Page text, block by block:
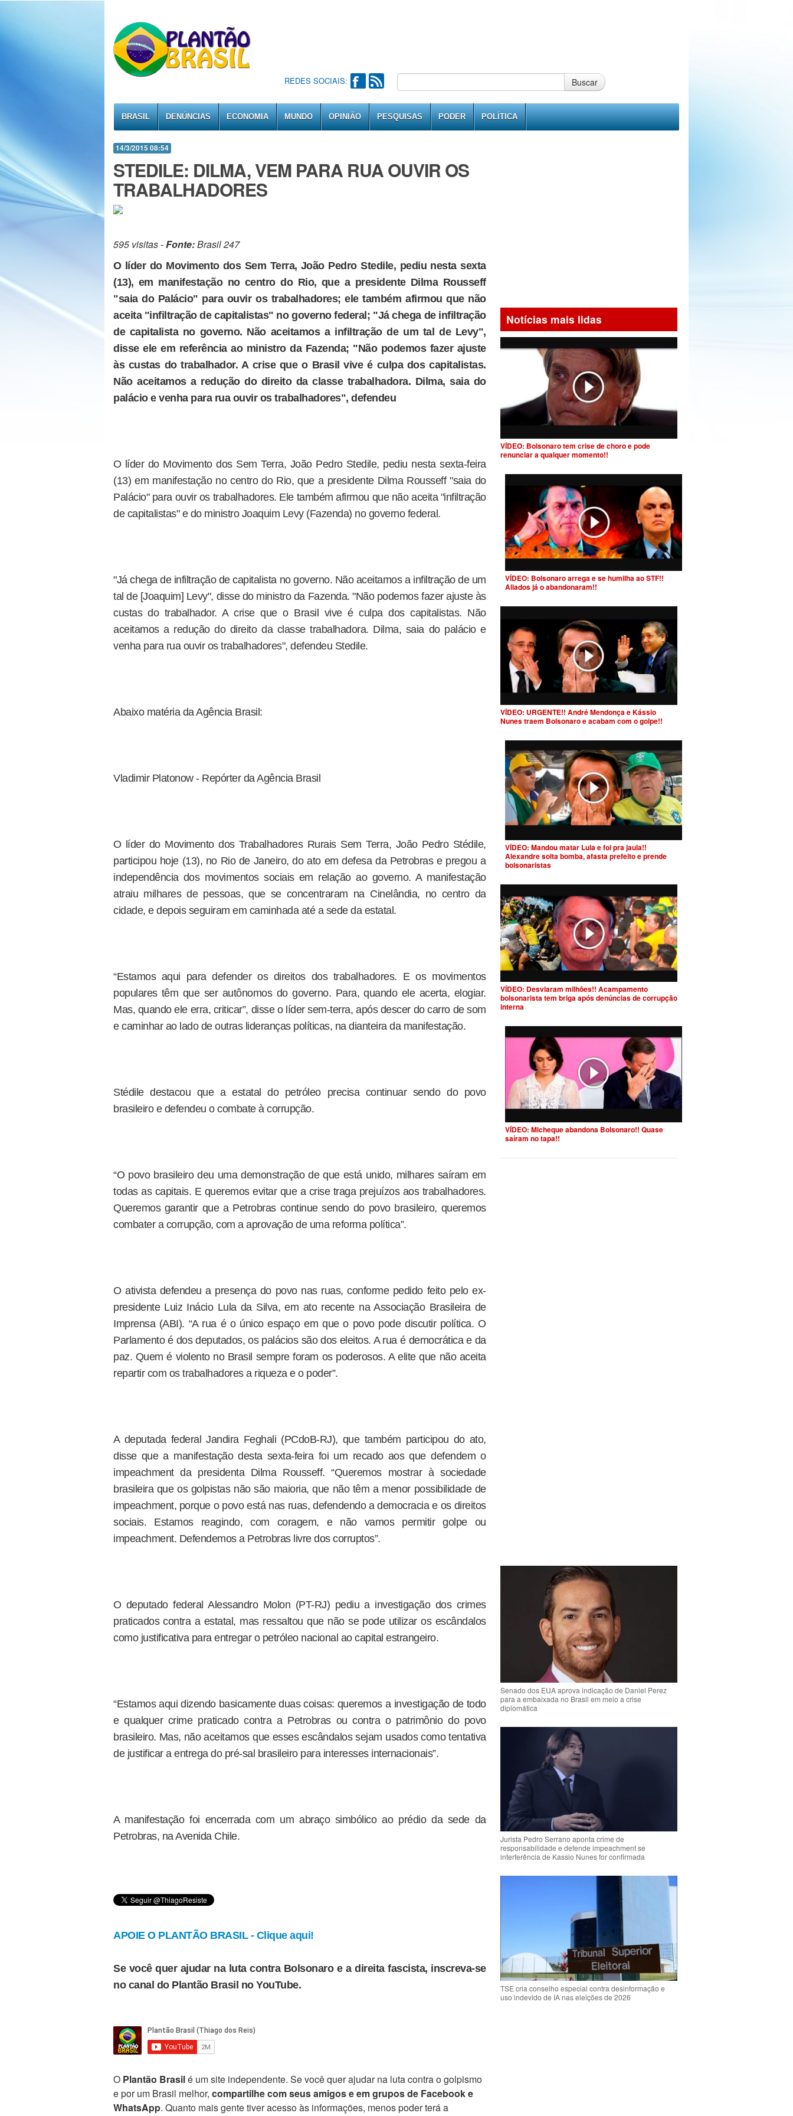
REDES SOCIAIS: Buscar
BRASIL DENÚNCIAS ECONOMIA MUNDO OPINIÃO PESQUISAS PODER POLÍTICA
14/3/2015 08:54
STEDILE: DILMA, VEM PARA RUA OUVIR OS
TRABALHADORES
595 visitas -Fonte:Brasil 247
O líder do Movimento dos Sem Terra, João Pedro Stedile, pediu nesta sexta
(13), em manifestação no centro do Rio, que a presidente Dilma Rousseff
"saia do Palácio" para ouvir os trabalhadores; ele também afirmou que não
aceita "infiltração de capitalistas" no governo federal; "Já chega de infiltração
de capitalista no governo. Não aceitamos a infiltração de um tal de Levy",
disse ele em referência ao ministro da Fazenda; "Não podemos fazer ajuste
às custas do trabalhador. A crise que o Brasil vive é culpa dos capitalistas.
Não aceitamos a redução do direito da classe trabalhadora. Dilma, saia do
palácio e venha para rua ouvir os trabalhadores", defendeu
O líder do Movimento dos Sem Terra, João Pedro Stedile, pediu nesta sexta-feira
(13) em manifestação no centro do Rio, que a presidente Dilma Rousseff "saia do
Palácio" para ouvir os trabalhadores. Ele também afirmou que não aceita "infiltração
de capitalistas" e do ministro Joaquim Levy (Fazenda) no governo federal.
"Já chega de infiltração de capitalista no governo. Não aceitamos a infiltração de um
tal de [Joaquim] Levy", disse do ministro da Fazenda. "Não podemos fazer ajuste às
custas do trabalhador. A crise que o Brasil vive é culpa dos capitalistas. Não
aceitamos a redução do direito da classe trabalhadora. Dilma, saia do palácio e
venha para rua ouvir os trabalhadores", defendeu Stedile.
Abaixo matéria da Agência Brasil:
Vladimir Platonow - Repórter da Agência Brasil
O líder do Movimento dos Trabalhadores Rurais Sem Terra, João Pedro Stédile,
participou hoje (13), no Rio de Janeiro, do ato em defesa da Petrobras e pregou a
independência dos movimentos sociais em relação ao governo. A manifestação
atraiu milhares de pessoas, que se concentraram na Cinelândia, no centro da
cidade, e depois seguiram em caminhada até a sede da estatal.
“Estamos aqui para defender os direitos dos trabalhadores. E os movimentos
populares têm que ser autônomos do governo. Para, quando ele acerta, elogiar.
Mas, quando ele erra, criticar”, disse o líder sem-terra, após descer do carro de som
e caminhar ao lado de outras lideranças políticas, na dianteira da manifestação.
Stédile destacou que a estatal do petróleo precisa continuar sendo do povo
brasileiro e defendeu o combate à corrupção.
“O povo brasileiro deu uma demonstração de que está unido, milhares saíram em
todas as capitais. E queremos evitar que a crise traga prejuízos aos trabalhadores.
Queremos garantir que a Petrobras continue sendo do povo brasileiro, queremos
combater a corrupção, com a aprovação de uma reforma política”.
O ativista defendeu a presença do povo nas ruas, conforme pedido feito pelo ex-
presidente Luiz Inácio Lula da Silva, em ato recente na Associação Brasileira de
Imprensa (ABI). “A rua é o único espaço em que o povo pode discutir política. O
Parlamento é dos deputados, os palácios são dos eleitos. A rua é democrática e da
paz. Quem é violento no Brasil sempre foram os poderosos. A elite que não aceita
repartir com os trabalhadores a riqueza e o poder”.
A deputada federal Jandira Feghali (PCdoB-RJ), que também participou do ato,
disse que a manifestação desta sexta-feira foi um recado aos que defendem o
impeachment da presidenta Dilma Rousseff. “Queremos mostrar à sociedade
brasileira que os golpistas não são maioria, que não têm a menor possibilidade de
impeachment, porque o povo está nas ruas, defendendo a democracia e os direitos
sociais. Estamos reagindo, com coragem, e não vamos permitir golpe ou
impeachment. Defendemos a Petrobras livre dos corruptos”.
O deputado federal Alessandro Molon (PT-RJ) pediu a investigação dos crimes
praticados contra a estatal, mas ressaltou que não se pode utilizar os escândalos
como justificativa para entregar o petróleo nacional ao capital estrangeiro.
“Estamos aqui dizendo basicamente duas coisas: queremos a investigação de todo
e qualquer crime praticado contra a Petrobras ou contra o patrimônio do povo
brasileiro. Mas, não aceitamos que esses escândalos sejam usados como tentativa
de justificar a entrega do pré-sal brasileiro para interesses internacionais”.
A manifestação foi encerrada com um abraço simbólico ao prédio da sede da
Petrobras, na Avenida Chile.
APOIE O PLANTÃO BRASIL - Clique aqui!
Se você quer ajudar na luta contra Bolsonaro e a direita fascista, inscreva-se
no canal do Plantão Brasil no YouTube.
O Plantão Brasilé um site independente. Se você quer ajudar na luta contra o golpismo
e por um Brasil melhor, compartilhe com seus amigos e em grupos de Facebook e
WhatsApp. Quanto mais gente tiver acesso às informações, menos poder terá a
Notícias mais lidas
VÍDEO: Bolsonaro tem crise de choro e pode
renunciar a qualquer momento!!
VÍDEO: Bolsonaro arrega e se humilha ao STF!!
Aliados já o abandonaram!!
VÍDEO: URGENTE!! André Mendonça e Kássio
Nunes traem Bolsonaro e acabam com o golpe!!
VÍDEO: Mandou matar Lula e foi pra jaula!!
Alexandre solta bomba, afasta prefeito e prende
bolsonaristas
VÍDEO: Desviaram milhões!! Acampamento
bolsonarista tem briga após denúncias de corrupção
interna
VÍDEO: Micheque abandona Bolsonaro!! Quase
saíram no tapa!!
Senado dos EUA aprova indicação de Daniel Perez
para a embaixada no Brasil em meio a crise
diplomática
Jurista Pedro Serrano aponta crime de
responsabilidade e defende impeachment se
interferência de Kassio Nunes for confirmada
TSE cria conselho especial contra desinformação e
uso indevido de IA nas eleições de 2026